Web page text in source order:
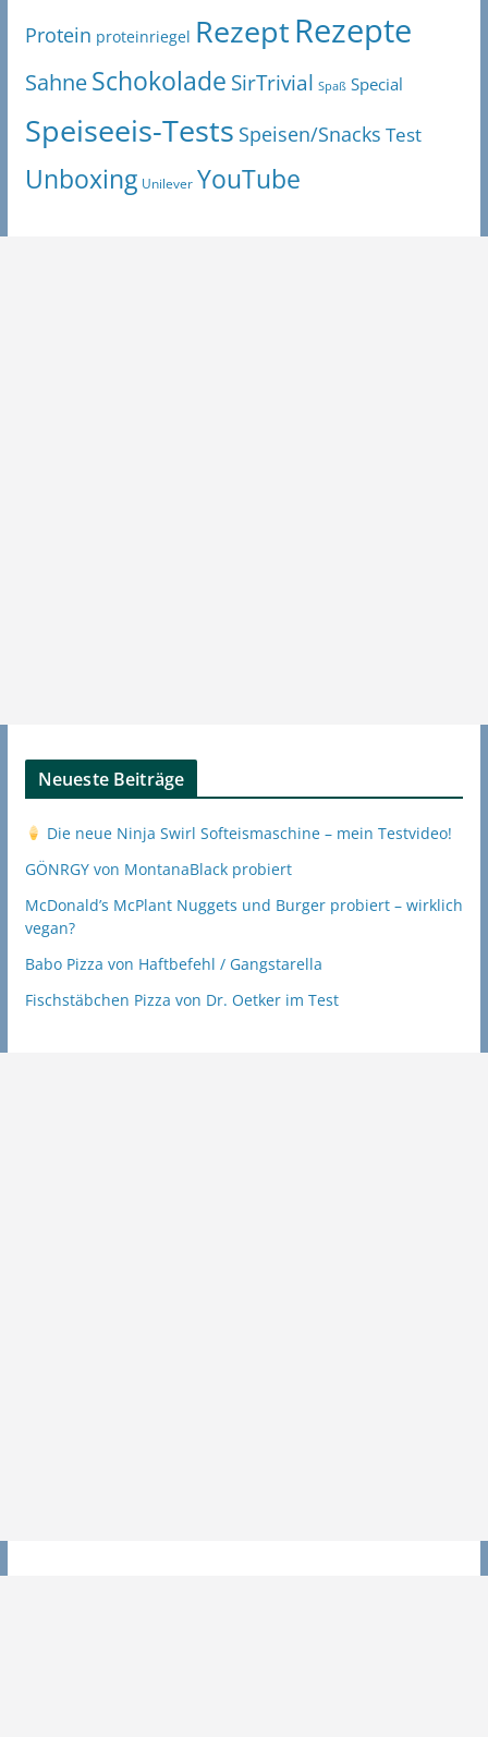
Protein proteinriegel RezeptRezepte
SahneSchokolade SirTrivial Spaß Special
Speiseeis-Tests Speisen/Snacks Test
Unboxing Unilever YouTube
Neueste Beiträge
Die neue Ninja Swirl Softeismaschine – mein Testvideo!
GÖNRGY von MontanaBlack probiert
McDonald’s McPlant Nuggets und Burger probiert – wirklich
vegan?
Babo Pizza von Haftbefehl / Gangstarella
Fischstäbchen Pizza von Dr. Oetker im Test